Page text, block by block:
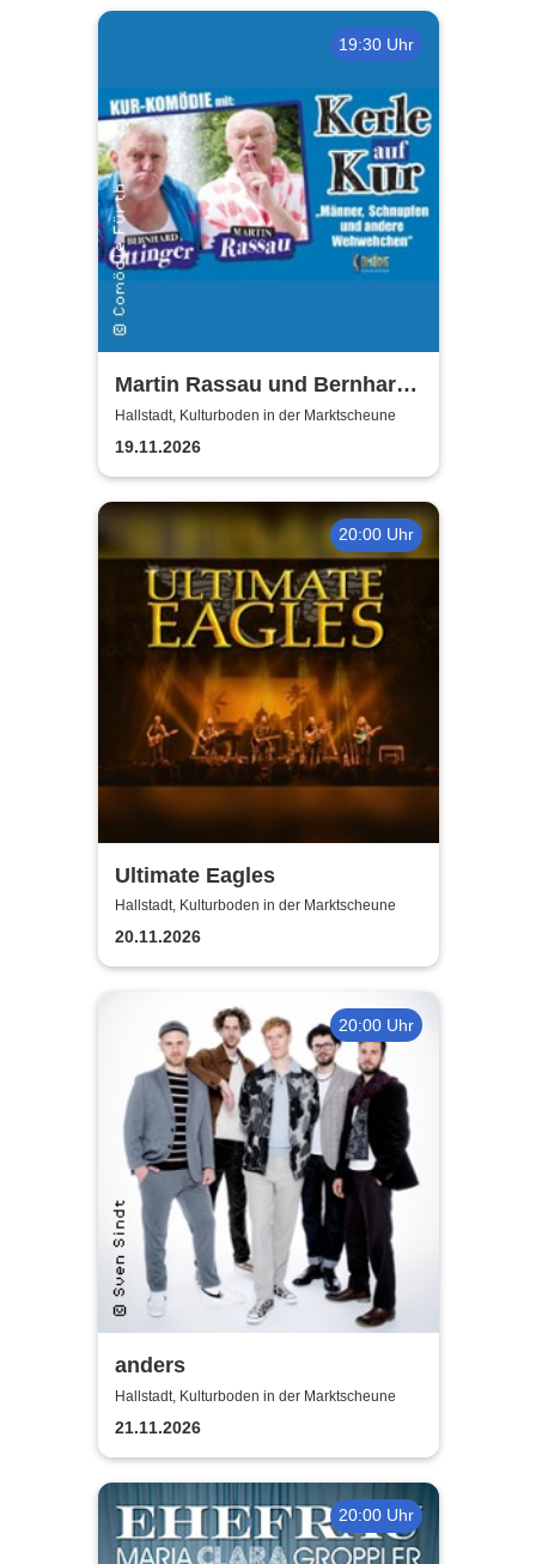
19:30 Uhr
Martin Rassau und Bernhard
Ottinger - Kerle auf Kur
Hallstadt, Kulturboden in der Marktscheune
19.11.2026
20:00 Uhr
Ultimate Eagles
Hallstadt, Kulturboden in der Marktscheune
20.11.2026
20:00 Uhr
anders
Hallstadt, Kulturboden in der Marktscheune
21.11.2026
20:00 Uhr